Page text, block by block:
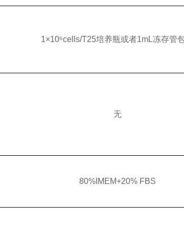
1×10⁶cells/T25培养瓶或者1mL冻存管
无
80%IMEM+20% FBS